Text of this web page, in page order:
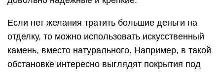
Если нет желания тратить большие деньги на
отделку, то можно использовать искусственный
камень, вместо натурального. Например, в такой
обстановке интересно выглядят покрытия под